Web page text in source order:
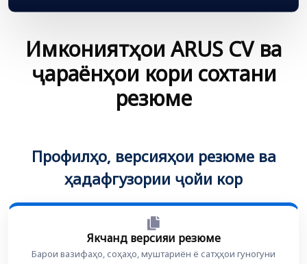
Имкониятҳои ARUS CV ва
ҷараёнҳои кори сохтани
резюме
Профилҳо, версияҳои резюме ва
ҳадафгузории ҷойи кор
Якчанд версияи резюме
Барои вазифаҳо, соҳаҳо, муштариён ё сатҳҳои гуногуни